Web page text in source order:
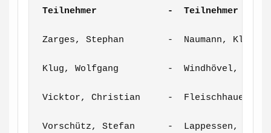
Teilnehmer             -  Teilnehmer
Zarges, Stephan        -  Naumann,
Klug, Wolfgang         -  Windhövel,
Vicktor, Christian     -  Fleischhauer,
Vorschütz, Stefan      -  Lappessen,